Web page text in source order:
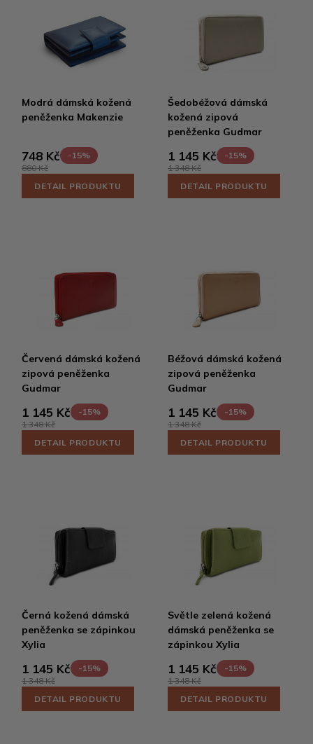
Modrá dámská kožená
peněženka Makenzie
748 Kč
-15%
880 Kč
DETAIL PRODUKTU
Šedobéžová dámská
kožená zipová
peněženka Gudmar
1 145 Kč
-15%
1 348 Kč
DETAIL PRODUKTU
Červená dámská kožená
zipová peněženka
Gudmar
1 145 Kč
-15%
1 348 Kč
DETAIL PRODUKTU
Béžová dámská kožená
zipová peněženka
Gudmar
1 145 Kč
-15%
1 348 Kč
DETAIL PRODUKTU
Černá kožená dámská
peněženka se zápinkou
Xylia
1 145 Kč
-15%
1 348 Kč
DETAIL PRODUKTU
Světle zelená kožená
dámská peněženka se
zápinkou Xylia
1 145 Kč
-15%
1 348 Kč
DETAIL PRODUKTU